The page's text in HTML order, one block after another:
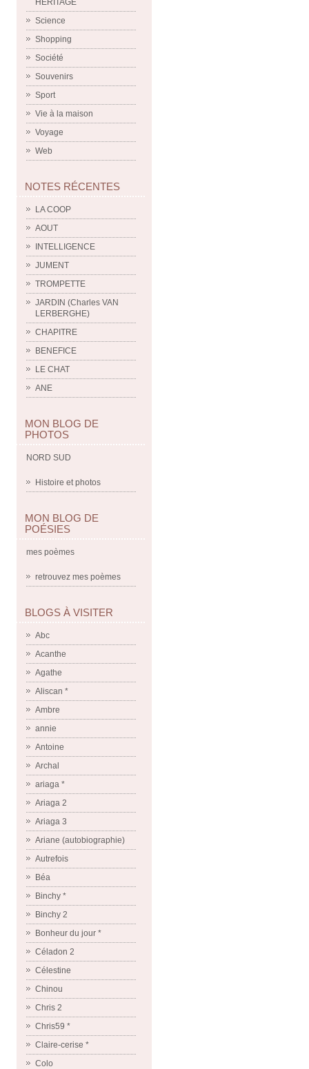
HERITAGE
Science
Shopping
Société
Souvenirs
Sport
Vie à la maison
Voyage
Web
NOTES RÉCENTES
LA COOP
AOUT
INTELLIGENCE
JUMENT
TROMPETTE
JARDIN (Charles VAN
LERBERGHE)
CHAPITRE
BENEFICE
LE CHAT
ANE
MON BLOG DE
PHOTOS
NORD SUD
Histoire et photos
MON BLOG DE
POÉSIES
mes poèmes
retrouvez mes poèmes
BLOGS À VISITER
Abc
Acanthe
Agathe
Aliscan *
Ambre
annie
Antoine
Archal
ariaga *
Ariaga 2
Ariaga 3
Ariane (autobiographie)
Autrefois
Béa
Binchy *
Binchy 2
Bonheur du jour *
Céladon 2
Célestine
Chinou
Chris 2
Chris59 *
Claire-cerise *
Colo